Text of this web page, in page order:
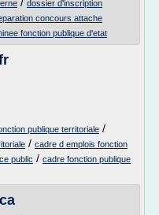
dossier d'inscription
concours attache
fonction publique d'etat
publique territoriale /
/ cadre d emplois fonction
public / cadre fonction publique